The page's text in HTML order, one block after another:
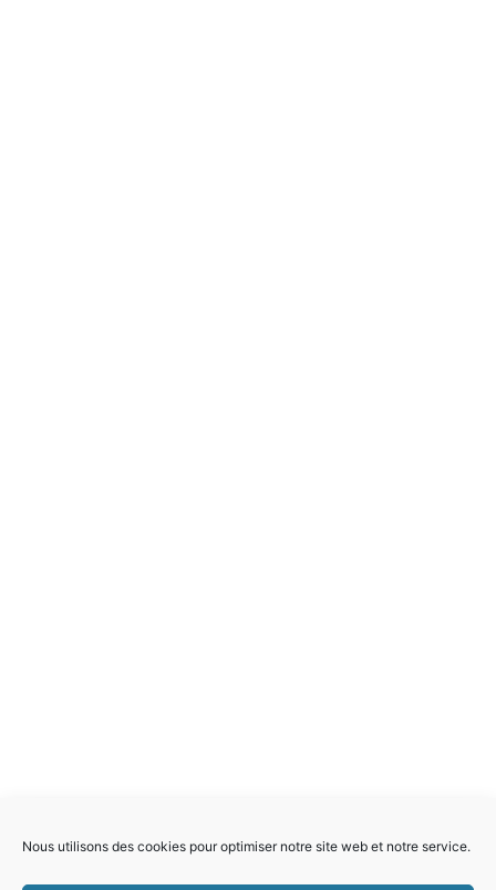
Nous utilisons des cookies pour optimiser notre site web et notre service.